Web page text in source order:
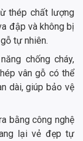
thép chất lượng
đập và không bị
tự nhiên.
chống cháy,
vân gỗ có thể
dài, giúp bảo vệ
bằng công nghệ
lại vẻ đẹp tự